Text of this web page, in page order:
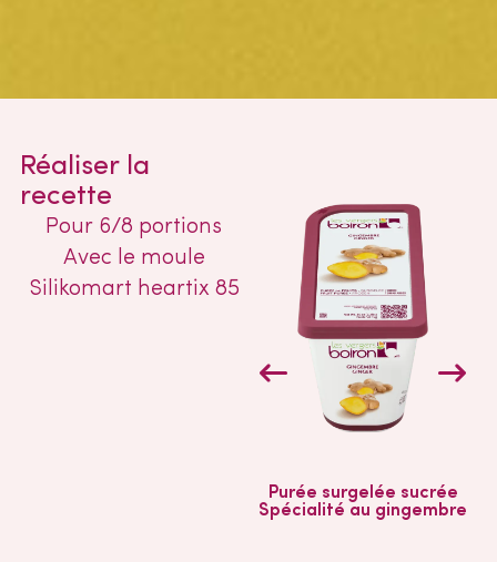
Réaliser la
recette
Pour 6/8 portions
Avec le moule
Silikomart heartix 85
Purée surgelée sucrée
Spécialité au gingembre